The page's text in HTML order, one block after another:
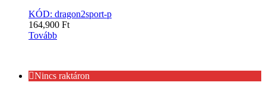
KÓD: dragon2sport-p
164,900 Ft
Tovább
Nincs raktáron